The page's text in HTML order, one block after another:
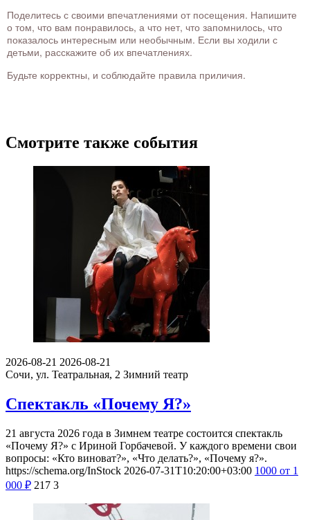
Поделитесь с своими впечатлениями от посещения. Напишите
о том, что вам понравилось, а что нет, что запомнилось, что
показалось интересным или необычным. Если вы ходили с
детьми, расскажите об их впечатлениях.
Будьте корректны, и соблюдайте правила приличия.
Смотрите также события
2026-08-21 2026-08-21
Сочи, ул. Театральная, 2 Зимний театр
Спектакль «Почему Я?»
21 августа 2026 года в Зимнем театре состоится спектакль
«Почему Я?» с Ириной Горбачевой. У каждого времени свои
вопросы: «Кто виноват?», «Что делать?», «Почему я?».
https://schema.org/InStock 2026-07-31T10:20:00+03:00 1000 от 1
000 ₽ 217 3